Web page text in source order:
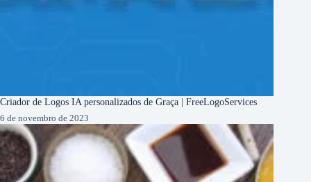
Criador de Logos IA personalizados de Graça | FreeLogoServices
6 de novembro de 2023